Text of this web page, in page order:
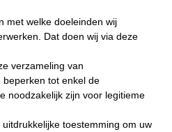
met welke doeleinden wij
Dat doen wij via deze
verzameling van
tot enkel de
noodzakelijk zijn voor legitieme
toestemming om uw